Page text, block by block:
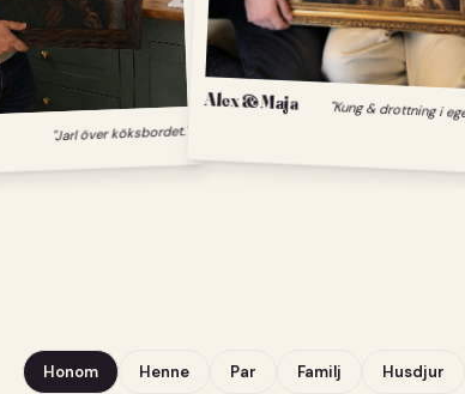
"Jarl över köksbordet."
Alex & Maja "Kung & drottning i
Honom Henne Par Familj Husdjur